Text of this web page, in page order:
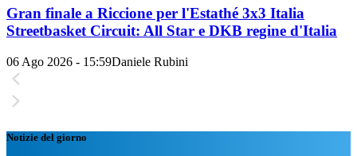
Gran finale a Riccione per l'Estathé 3x3 Italia
Streetbasket Circuit: All Star e DKB regine d'Italia
06 Ago 2026 - 15:59Daniele Rubini
Notizie del giorno